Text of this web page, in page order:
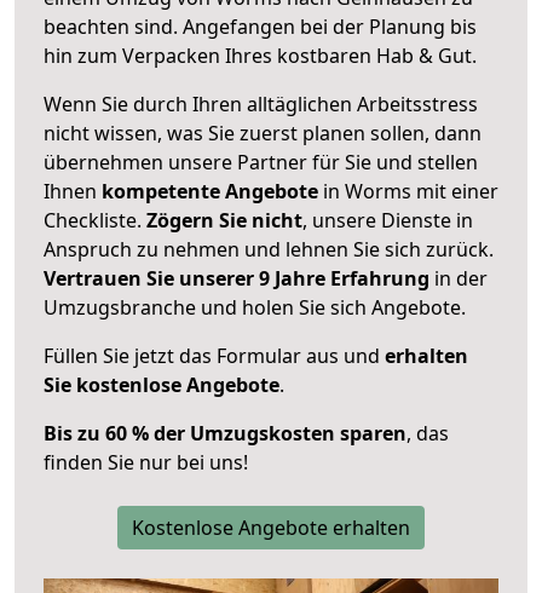
beachten sind. Angefangen bei der Planung bis
hin zum Verpacken Ihres kostbaren Hab & Gut.
Wenn Sie durch Ihren alltäglichen Arbeitsstress
nicht wissen, was Sie zuerst planen sollen, dann
übernehmen unsere Partner für Sie und stellen
Ihnen kompetente Angebote in Worms mit einer
Checkliste. Zögern Sie nicht, unsere Dienste in
Anspruch zu nehmen und lehnen Sie sich zurück.
Vertrauen Sie unserer 9 Jahre Erfahrung in der
Umzugsbranche und holen Sie sich Angebote.
Füllen Sie jetzt das Formular aus und erhalten
Sie kostenlose Angebote.
Bis zu 60 % der Umzugskosten sparen, das
finden Sie nur bei uns!
Kostenlose Angebote erhalten